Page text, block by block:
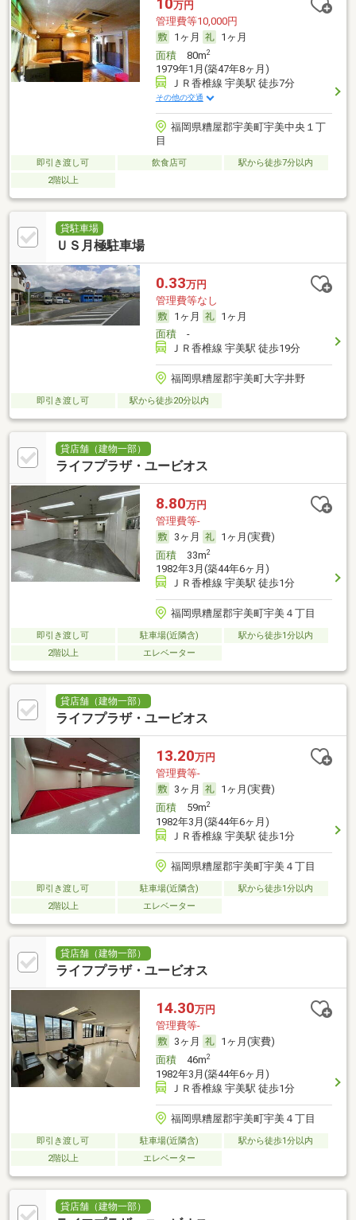
万円
管理費等10,000円
1ヶ月
1ヶ月
面積80m2
1979年1月(築47年8ヶ月)
ＪＲ香椎線 宇美駅 徒歩7分
その他の交通
福岡県糟屋郡宇美町宇美中央１丁
目
即引き渡し可 飲食店可
駅から徒歩7分以内
2階以上
貸駐車場
ＵＳ月極駐車場
0.33万円
管理費等なし
1ヶ月
1ヶ月
面積-
ＪＲ香椎線 宇美駅 徒歩19分
福岡県糟屋郡宇美町大字井野
即引き渡し可 駅から徒歩20分以内
貸店舗（建物一部）
ライフプラザ・ユービオス
8.80万円
管理費等-
3ヶ月
1ヶ月(実費)
面積33m2
1982年3月(築44年6ヶ月)
ＪＲ香椎線 宇美駅 徒歩1分
福岡県糟屋郡宇美町宇美４丁目
即引き渡し可 駐車場(近隣含)
駅から徒歩1分以内
2階以上
エレベーター
貸店舗（建物一部）
ライフプラザ・ユービオス
13.20万円
管理費等-
3ヶ月
1ヶ月(実費)
面積59m2
1982年3月(築44年6ヶ月)
ＪＲ香椎線 宇美駅 徒歩1分
福岡県糟屋郡宇美町宇美４丁目
即引き渡し可 駐車場(近隣含)
駅から徒歩1分以内
2階以上
エレベーター
貸店舗（建物一部）
ライフプラザ・ユービオス
14.30万円
管理費等-
3ヶ月
1ヶ月(実費)
面積46m2
1982年3月(築44年6ヶ月)
ＪＲ香椎線 宇美駅 徒歩1分
福岡県糟屋郡宇美町宇美４丁目
即引き渡し可 駐車場(近隣含)
駅から徒歩1分以内
2階以上
エレベーター
貸店舗（建物一部）